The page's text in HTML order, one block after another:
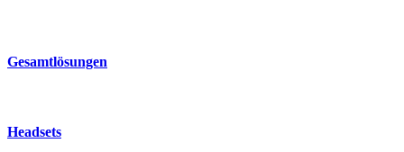
Gesamtlösungen
Headsets